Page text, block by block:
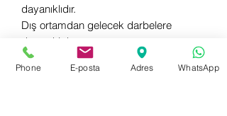
dayanıklıdır.
Dış ortamdan gelecek darbelere
dayanıklıdır.
Farklı renkler mevcuttur.
Phone E-posta Adres WhatsApp